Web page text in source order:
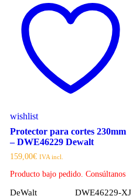
wishlist
Protector para cortes 230mm
– DWE46229 Dewalt
159,00€ IVA incl.
Producto bajo pedido. Consúltanos
DeWalt DWE46229-XJ